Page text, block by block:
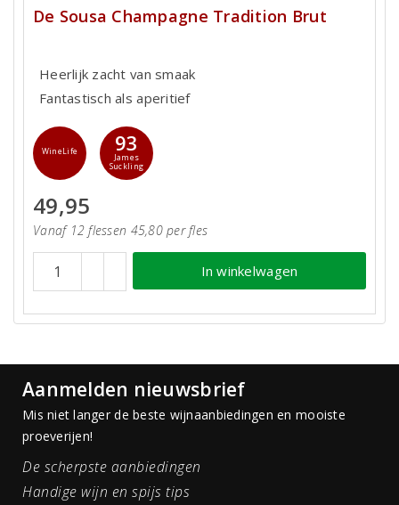
De Sousa Champagne Tradition Brut
Heerlijk zacht van smaak
Fantastisch als aperitief
WineLife 93
James
Suckling
49,95
Vanaf 12 flessen 45,80 per fles
In winkelwagen
Aanmelden nieuwsbrief
Mis niet langer de beste wijnaanbiedingen en mooiste
proeverijen!
De scherpste aanbiedingen
Handige wijn en spijs tips